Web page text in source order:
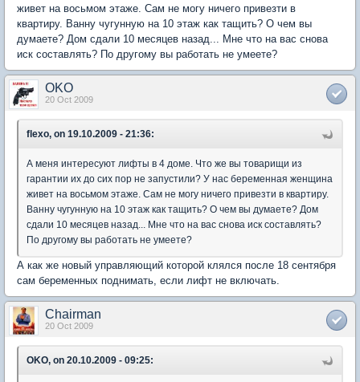
живет на восьмом этаже. Сам не могу ничего привезти в
квартиру. Ванну чугунную на 10 этаж как тащить? О чем вы
думаете? Дом сдали 10 месяцев назад... Мне что на вас снова
иск составлять? По другому вы работать не умеете?
OKO
20 Oct 2009
flexo, on 19.10.2009 - 21:36:
А меня интересуют лифты в 4 доме. Что же вы товарищи из
гарантии их до сих пор не запустили? У нас беременная женщина
живет на восьмом этаже. Сам не могу ничего привезти в квартиру.
Ванну чугунную на 10 этаж как тащить? О чем вы думаете? Дом
сдали 10 месяцев назад... Мне что на вас снова иск составлять?
По другому вы работать не умеете?
А как же новый управляющий которой клялся после 18 сентября
сам беременных поднимать, если лифт не включать.
Chairman
20 Oct 2009
OKO, on 20.10.2009 - 09:25: